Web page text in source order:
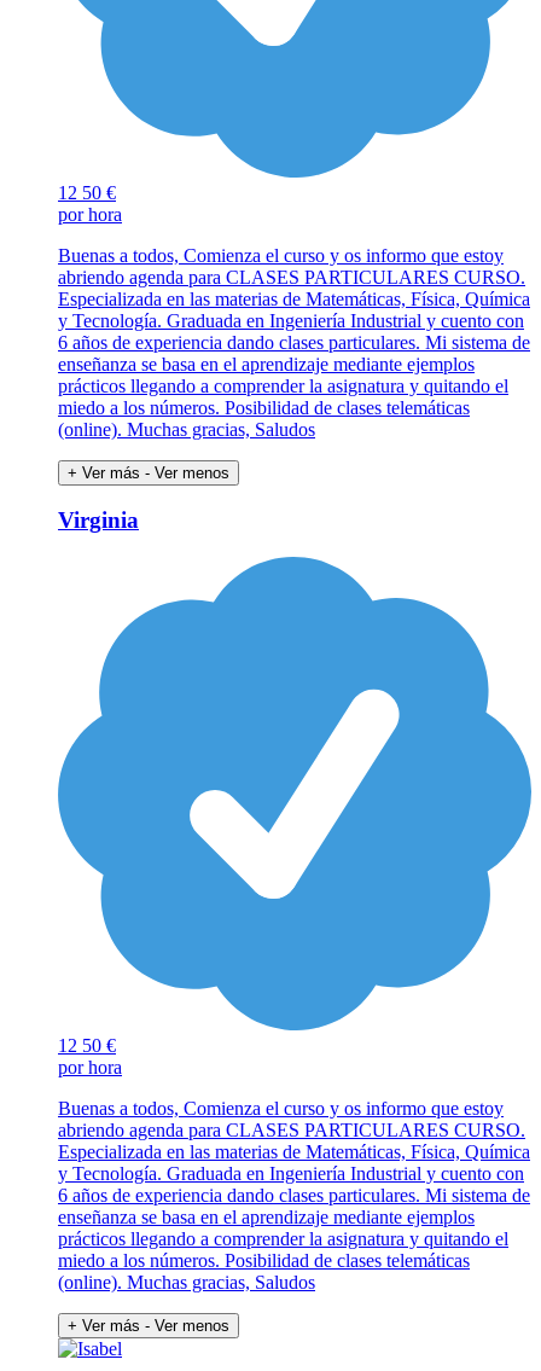
12 50 €
por hora
Buenas a todos, Comienza el curso y os informo que estoy
abriendo agenda para CLASES PARTICULARES CURSO.
Especializada en las materias de Matemáticas, Física, Química
y Tecnología. Graduada en Ingeniería Industrial y cuento con
6 años de experiencia dando clases particulares. Mi sistema de
enseñanza se basa en el aprendizaje mediante ejemplos
prácticos llegando a comprender la asignatura y quitando el
miedo a los números. Posibilidad de clases telemáticas
(online). Muchas gracias, Saludos
+ Ver más - Ver menos
Virginia
12 50 €
por hora
Buenas a todos, Comienza el curso y os informo que estoy
abriendo agenda para CLASES PARTICULARES CURSO.
Especializada en las materias de Matemáticas, Física, Química
y Tecnología. Graduada en Ingeniería Industrial y cuento con
6 años de experiencia dando clases particulares. Mi sistema de
enseñanza se basa en el aprendizaje mediante ejemplos
prácticos llegando a comprender la asignatura y quitando el
miedo a los números. Posibilidad de clases telemáticas
(online). Muchas gracias, Saludos
+ Ver más - Ver menos